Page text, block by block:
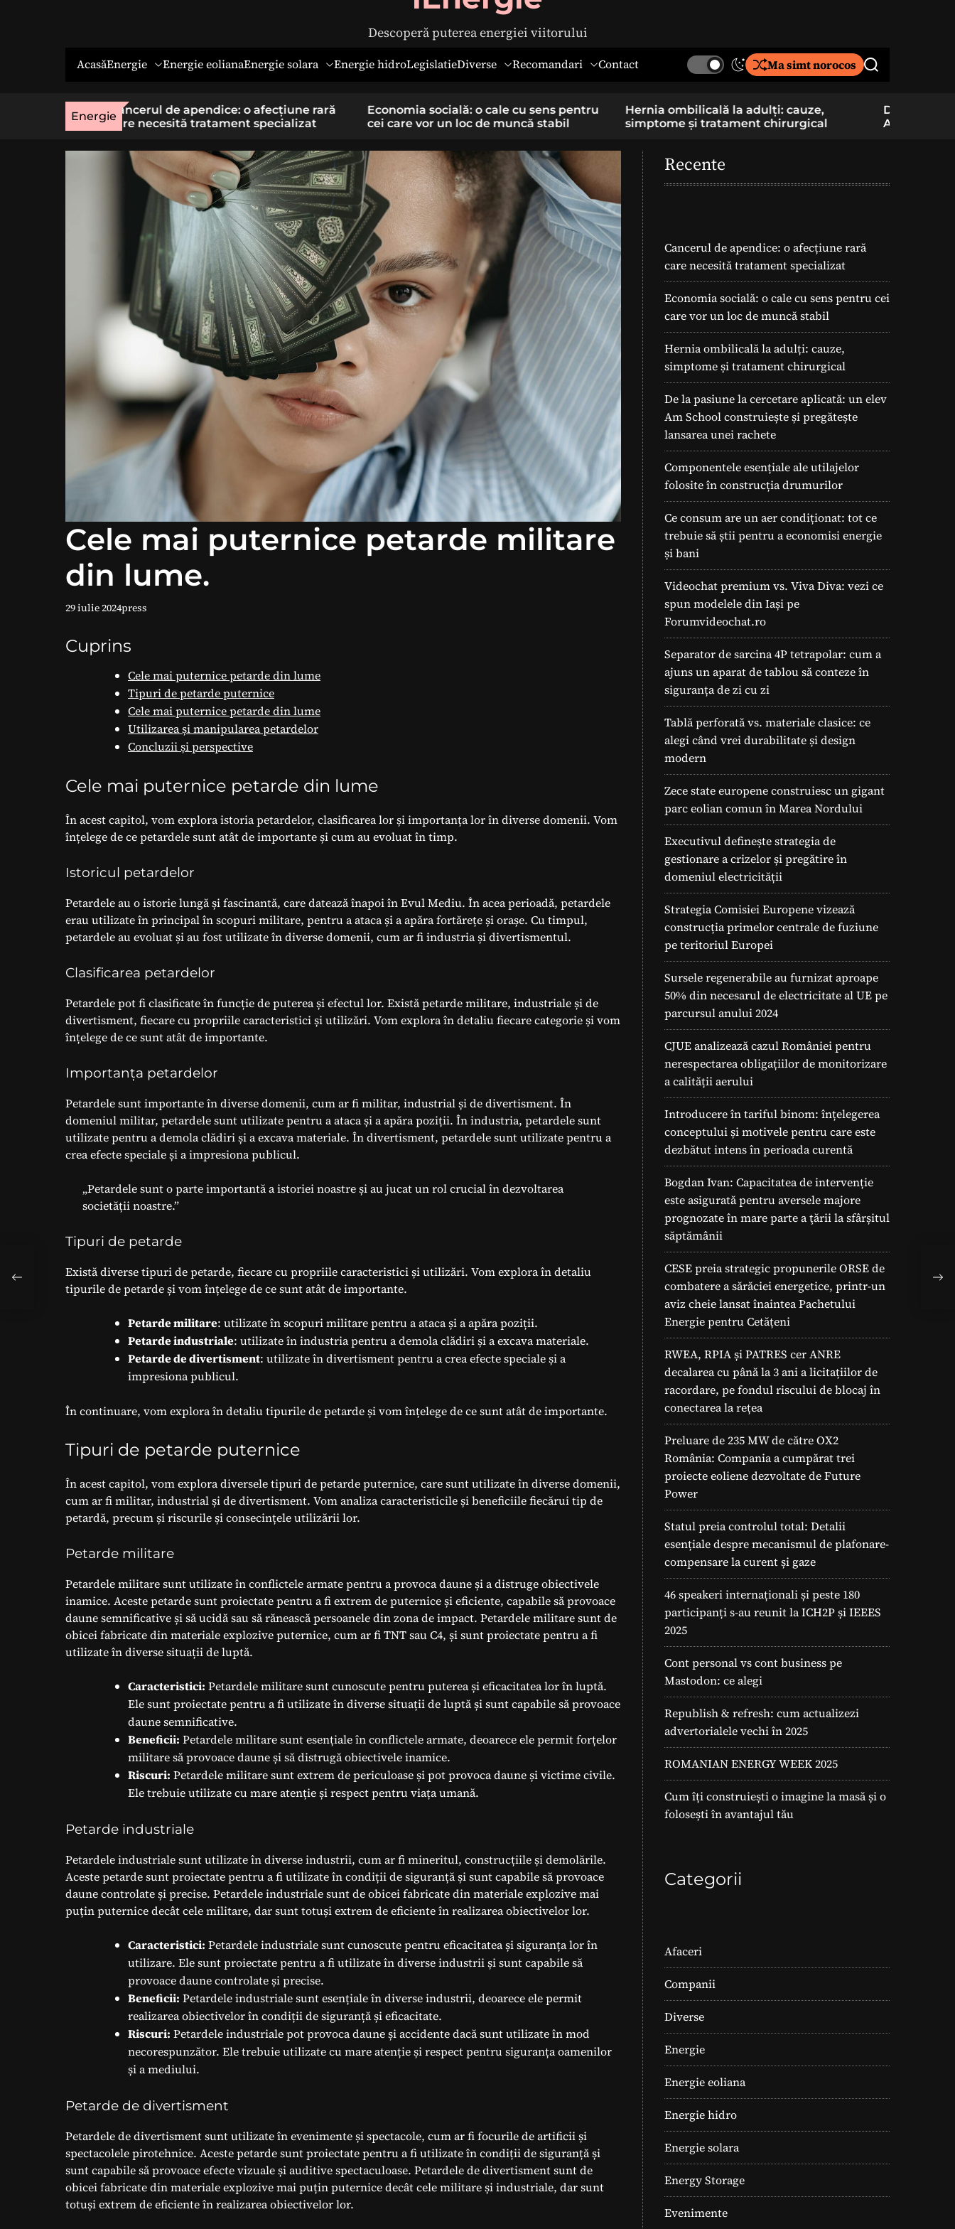
Descoperă puterea energiei viitorului
AcasăEnergie Energie eolianaEnergie solara Energie hidroLegislatieDiverse Recomandari Contact
S
t
c
o
l
o
d
e
Ma simt norocos
S
Energie
afecțiune rară
Economia socială: o cale cu sens pentru
cei care vor un loc de muncă stabil
Hernia ombilicală la adulți: cauze,
simptome și tratament chirurgical
De la pasiune la cercetare aplicată: un elev
Am School construiește și pregătește
Cele mai puternice petarde militare
din lume.
29 iulie 2024press
Cuprins
Cele mai puternice petarde din lume
Tipuri de petarde puternice
Cele mai puternice petarde din lume
Utilizarea și manipularea petardelor
Concluzii și perspective
Cele mai puternice petarde din lume
În acest capitol, vom explora istoria petardelor, clasificarea lor și importanța lor în diverse domenii. Vom
înțelege de ce petardele sunt atât de importante și cum au evoluat în timp.
Istoricul petardelor
Petardele au o istorie lungă și fascinantă, care datează înapoi în Evul Mediu. În acea perioadă, petardele
erau utilizate în principal în scopuri militare, pentru a ataca și a apăra fortărețe și orașe. Cu timpul,
petardele au evoluat și au fost utilizate în diverse domenii, cum ar fi industria și divertismentul.
Clasificarea petardelor
Petardele pot fi clasificate în funcție de puterea și efectul lor. Există petarde militare, industriale și de
divertisment, fiecare cu propriile caracteristici și utilizări. Vom explora în detaliu fiecare categorie și vom
înțelege de ce sunt atât de importante.
Importanța petardelor
Petardele sunt importante în diverse domenii, cum ar fi militar, industrial și de divertisment. În
domeniul militar, petardele sunt utilizate pentru a ataca și a apăra poziții. În industria, petardele sunt
utilizate pentru a demola clădiri și a excava materiale. În divertisment, petardele sunt utilizate pentru a
crea efecte speciale și a impresiona publicul.
„Petardele sunt o parte importantă a istoriei noastre și au jucat un rol crucial în dezvoltarea
societății noastre.”
Tipuri de petarde
Există diverse tipuri de petarde, fiecare cu propriile caracteristici și utilizări. Vom explora în detaliu
tipurile de petarde și vom înțelege de ce sunt atât de importante.
Petarde militare: utilizate în scopuri militare pentru a ataca și a apăra poziții.
Petarde industriale: utilizate în industria pentru a demola clădiri și a excava materiale.
Petarde de divertisment: utilizate în divertisment pentru a crea efecte speciale și a
impresiona publicul.
În continuare, vom explora în detaliu tipurile de petarde și vom înțelege de ce sunt atât de importante.
Tipuri de petarde puternice
În acest capitol, vom explora diversele tipuri de petarde puternice, care sunt utilizate în diverse domenii,
cum ar fi militar, industrial și de divertisment. Vom analiza caracteristicile și beneficiile fiecărui tip de
petardă, precum și riscurile și consecințele utilizării lor.
Petarde militare
Petardele militare sunt utilizate în conflictele armate pentru a provoca daune și a distruge obiectivele
inamice. Aceste petarde sunt proiectate pentru a fi extrem de puternice și eficiente, capabile să provoace
daune semnificative și să ucidă sau să rănească persoanele din zona de impact. Petardele militare sunt de
obicei fabricate din materiale explozive puternice, cum ar fi TNT sau C4, și sunt proiectate pentru a fi
utilizate în diverse situații de luptă.
Caracteristici: Petardele militare sunt cunoscute pentru puterea și eficacitatea lor în luptă.
Ele sunt proiectate pentru a fi utilizate în diverse situații de luptă și sunt capabile să provoace
daune semnificative.
Beneficii: Petardele militare sunt esențiale în conflictele armate, deoarece ele permit forțelor
militare să provoace daune și să distrugă obiectivele inamice.
Riscuri: Petardele militare sunt extrem de periculoase și pot provoca daune și victime civile.
Ele trebuie utilizate cu mare atenție și respect pentru viața umană.
Petarde industriale
Petardele industriale sunt utilizate în diverse industrii, cum ar fi mineritul, construcțiile și demolările.
Aceste petarde sunt proiectate pentru a fi utilizate în condiții de siguranță și sunt capabile să provoace
daune controlate și precise. Petardele industriale sunt de obicei fabricate din materiale explozive mai
puțin puternice decât cele militare, dar sunt totuși extrem de eficiente în realizarea obiectivelor lor.
Caracteristici: Petardele industriale sunt cunoscute pentru eficacitatea și siguranța lor în
utilizare. Ele sunt proiectate pentru a fi utilizate în diverse industrii și sunt capabile să
provoace daune controlate și precise.
Beneficii: Petardele industriale sunt esențiale în diverse industrii, deoarece ele permit
realizarea obiectivelor în condiții de siguranță și eficacitate.
Riscuri: Petardele industriale pot provoca daune și accidente dacă sunt utilizate în mod
necorespunzător. Ele trebuie utilizate cu mare atenție și respect pentru siguranța oamenilor
și a mediului.
Petarde de divertisment
Petardele de divertisment sunt utilizate în evenimente și spectacole, cum ar fi focurile de artificii și
spectacolele pirotehnice. Aceste petarde sunt proiectate pentru a fi utilizate în condiții de siguranță și
sunt capabile să provoace efecte vizuale și auditive spectaculoase. Petardele de divertisment sunt de
obicei fabricate din materiale explozive mai puțin puternice decât cele militare și industriale, dar sunt
totuși extrem de eficiente în realizarea obiectivelor lor.
Recente
Cancerul de apendice: o afecțiune rară
care necesită tratament specializat
Economia socială: o cale cu sens pentru cei
care vor un loc de muncă stabil
Hernia ombilicală la adulți: cauze,
simptome și tratament chirurgical
De la pasiune la cercetare aplicată: un elev
Am School construiește și pregătește
lansarea unei rachete
Componentele esențiale ale utilajelor
folosite în construcția drumurilor
Ce consum are un aer condiționat: tot ce
trebuie să știi pentru a economisi energie
și bani
Videochat premium vs. Viva Diva: vezi ce
spun modelele din Iași pe
Forumvideochat.ro
Separator de sarcina 4P tetrapolar: cum a
ajuns un aparat de tablou să conteze în
siguranța de zi cu zi
Tablă perforată vs. materiale clasice: ce
alegi când vrei durabilitate și design
modern
Zece state europene construiesc un gigant
parc eolian comun în Marea Nordului
Executivul definește strategia de
gestionare a crizelor și pregătire în
domeniul electricității
Strategia Comisiei Europene vizează
construcția primelor centrale de fuziune
pe teritoriul Europei
Sursele regenerabile au furnizat aproape
50% din necesarul de electricitate al UE pe
parcursul anului 2024
CJUE analizează cazul României pentru
nerespectarea obligațiilor de monitorizare
a calității aerului
Introducere în tariful binom: înțelegerea
conceptului și motivele pentru care este
dezbătut intens în perioada curentă
Bogdan Ivan: Capacitatea de intervenție
este asigurată pentru aversele majore
prognozate în mare parte a ţării la sfârșitul
săptămânii
CESE preia strategic propunerile ORSE de
combatere a sărăciei energetice, printr-un
aviz cheie lansat înaintea Pachetului
Energie pentru Cetățeni
RWEA, RPIA și PATRES cer ANRE
decalarea cu până la 3 ani a licitațiilor de
racordare, pe fondul riscului de blocaj în
conectarea la rețea
Preluare de 235 MW de către OX2
România: Compania a cumpărat trei
proiecte eoliene dezvoltate de Future
Power
Statul preia controlul total: Detalii
esențiale despre mecanismul de plafonare-
compensare la curent și gaze
46 speakeri internaționali și peste 180
participanți s-au reunit la ICH2P și IEEES
2025
Cont personal vs cont business pe
Mastodon: ce alegi
Republish & refresh: cum actualizezi
advertorialele vechi în 2025
ROMANIAN ENERGY WEEK 2025
Cum îți construiești o imagine la masă și o
folosești în avantajul tău
Categorii
Afaceri
Companii
Diverse
Energie
Energie eoliana
Energie hidro
Energie solara
Energy Storage
Evenimente